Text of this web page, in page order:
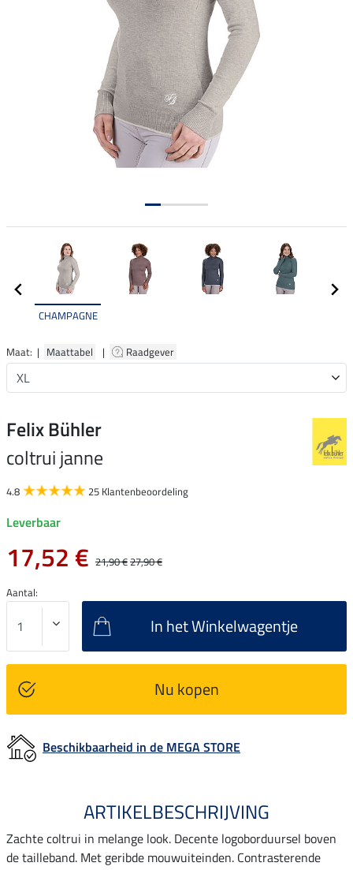
CHAMPAGNE
Maat: | Maattabel | Raadgever
Felix Bühler
coltrui janne
4.8 25 Klantenbeoordeling
Leverbaar
17,52 € 21,90 €27,90 €
Aantal:
In het Winkelwagentje
Nu kopen
Beschikbaarheid in de MEGA STORE
ARTIKELBESCHRIJVING
Zachte coltrui in melange look. Decente logoborduursel boven
de tailleband. Met geribde mouwuiteinden. Contrasterende